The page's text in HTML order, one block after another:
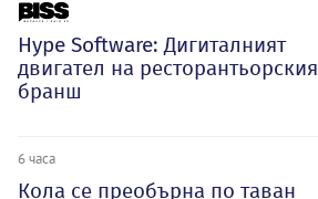
Hype Software: Дигиталният
двигател на ресторантьорския
бранш
6 часа
Кола се преобърна по таван